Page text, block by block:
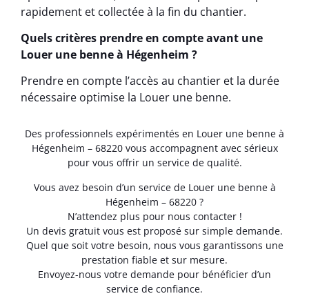
rapidement et collectée à la fin du chantier.
Quels critères prendre en compte avant une
Louer une benne à Hégenheim ?
Prendre en compte l’accès au chantier et la durée
nécessaire optimise la Louer une benne.
Des professionnels expérimentés en Louer une benne à
Hégenheim – 68220 vous accompagnent avec sérieux
pour vous offrir un service de qualité.
Vous avez besoin d’un service de Louer une benne à
Hégenheim – 68220 ?
N’attendez plus pour nous contacter !
Un devis gratuit vous est proposé sur simple demande.
Quel que soit votre besoin, nous vous garantissons une
prestation fiable et sur mesure.
Envoyez-nous votre demande pour bénéficier d’un
service de confiance.